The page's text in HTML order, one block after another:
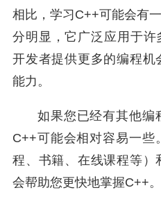
相比，学习C++可能会有
分明显，它广泛应用于
开发者提供更多的编程
能力。
如果您已经有其他编
C++可能会相对容易一些
程、书籍、在线课程等
会帮助您更快地掌握C++